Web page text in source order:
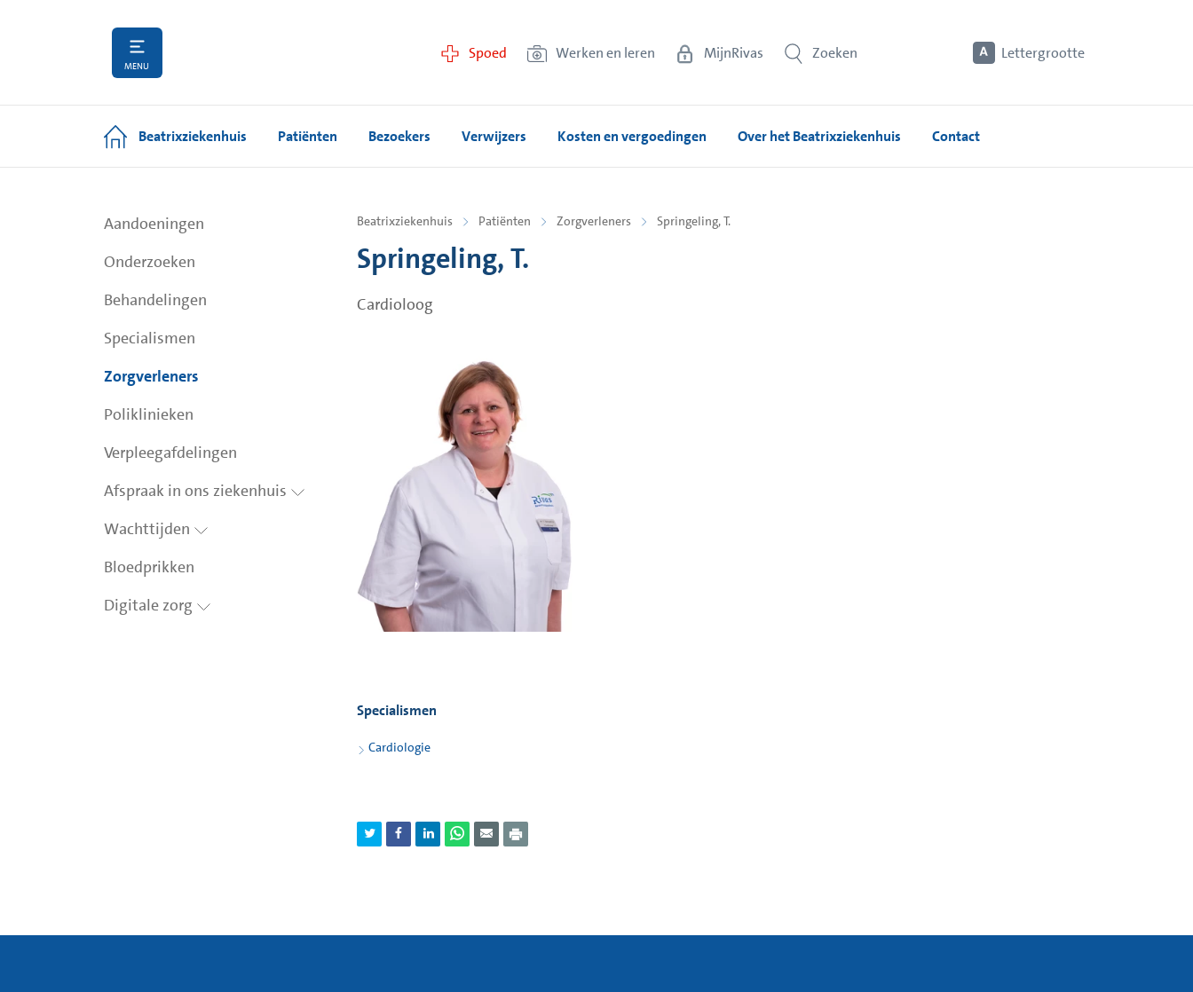
MENU
Spoed Werken en leren MijnRivas Zoeken Lettergrootte
Beatrixziekenhuis Patiënten Bezoekers Verwijzers Kosten en vergoedingen Over het Beatrixziekenhuis Contact
Aandoeningen
Onderzoeken
Behandelingen
Specialismen
Zorgverleners
Poliklinieken
Verpleegafdelingen
Afspraak in ons ziekenhuis
Wachttijden
Bloedprikken
Digitale zorg
Beatrixziekenhuis Patiënten Zorgverleners Springeling, T.
Springeling, T.
Cardioloog
Specialismen
Cardiologie